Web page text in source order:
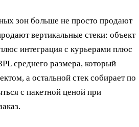
зон больше не просто продают
вертикальные стеки: объект
интеграция с курьерами плюс
среднего размера, который
а остальной стек собирает по
с пакетной ценой при